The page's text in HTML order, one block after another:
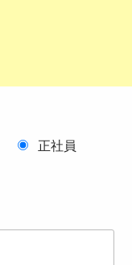
正社員